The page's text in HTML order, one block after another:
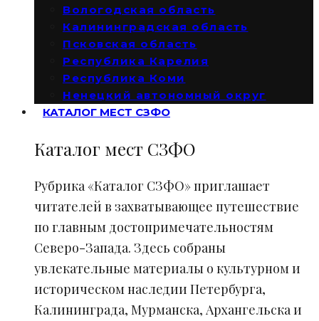
Вологодская область
Калининградская область
Псковская область
Республика Карелия
Республика Коми
Ненецкий автономный округ
КАТАЛОГ МЕСТ СЗФО
Каталог мест СЗФО
Рубрика «Каталог СЗФО» приглашает
читателей в захватывающее путешествие
по главным достопримечательностям
Северо-Запада. Здесь собраны
увлекательные материалы о культурном и
историческом наследии Петербурга,
Калининграда, Мурманска, Архангельска и